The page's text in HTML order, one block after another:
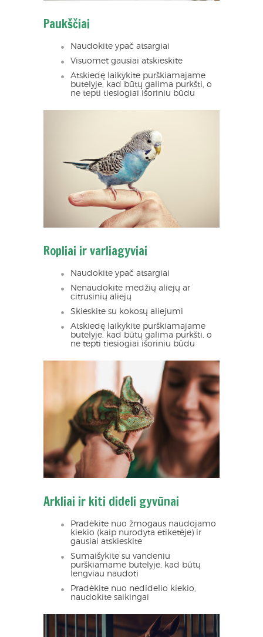
Paukščiai
Naudokite ypač atsargiai
Visuomet gausiai atskieskite
Atskiedę laikykite purškiamajame
butelyje, kad būtų galima purkšti, o
ne tepti tiesiogiai išoriniu būdu
Ropliai ir varliagyviai
Naudokite ypač atsargiai
Nenaudokite medžių aliejų ar
citrusinių aliejų
Skieskite su kokosų aliejumi
Atskiedę laikykite purškiamajame
butelyje, kad būtų galima purkšti, o
ne tepti tiesiogiai išoriniu būdu
Arkliai ir kiti dideli gyvūnai
Pradėkite nuo žmogaus naudojamo
kiekio (kaip nurodyta etiketėje) ir
gausiai atskieskite
Sumaišykite su vandeniu
purškiamame butelyje, kad būtų
lengviau naudoti
Pradėkite nuo nedidelio kiekio,
naudokite saikingai